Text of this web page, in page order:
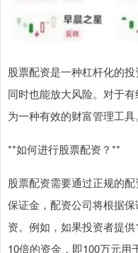
股票配资是一种杠杆化的
同时也能放大风险。对于
为一种有效的财富管理工具。
**如何进行股票配资？**
股票配资需要通过正规的
保证金，配资公司将根据
资。例如，如果投资者提
10倍的资金，即100万元用